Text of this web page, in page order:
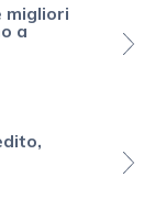
migliori
a